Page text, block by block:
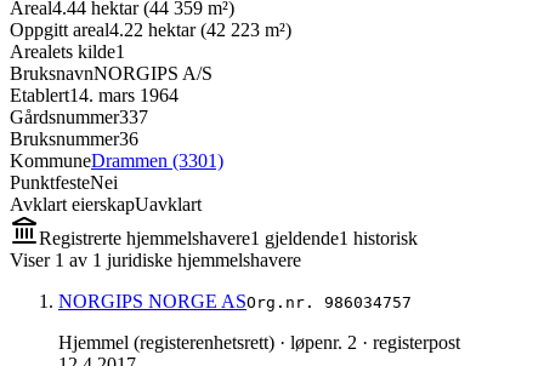
Areal4.44 hektar (44 359 m²)
Oppgitt areal4.22 hektar (42 223 m²)
Arealets kilde1
BruksnavnNORGIPS A/S
Etablert14. mars 1964
Gårdsnummer337
Bruksnummer36
KommuneDrammen (3301)
PunktfesteNei
Avklart eierskapUavklart
Registrerte hjemmelshavere1 gjeldende1 historisk
Viser 1 av 1 juridiske hjemmelshavere
NORGIPS NORGE ASOrg.nr. 986034757
Hjemmel (registerenhetsrett) · løpenr. 2 · registerpost